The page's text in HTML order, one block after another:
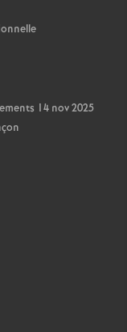
n
d 14 nov 2025